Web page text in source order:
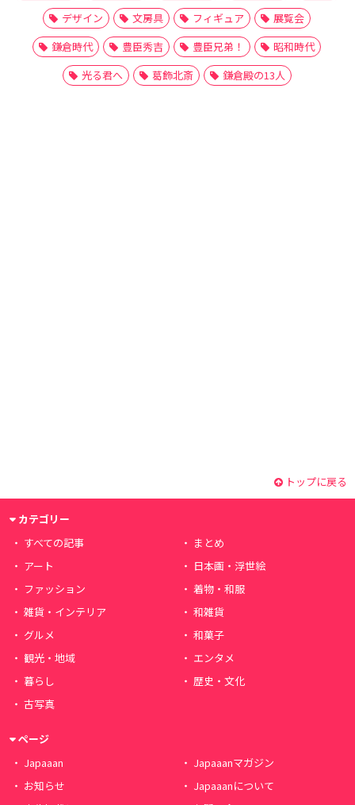
デザイン
文房具 フィギュア
展覧会
鎌倉時代
豊臣秀吉 豊臣兄弟！
昭和時代
光る君へ
葛飾北斎 鎌倉殿の13人
トップに戻る
カテゴリー
すべての記事
まとめ
アート
日本画・浮世絵
ファッション
着物・和服
雑貨・インテリア
和雑貨
グルメ
和菓子
観光・地域
エンタメ
暮らし
歴史・文化
古写真
ページ
Japaaan
Japaaanマガジン
お知らせ
Japaaanについて